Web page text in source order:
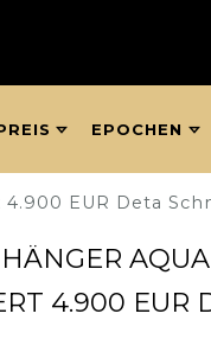
EPOCHEN
EUR Deta
4.900 EUR